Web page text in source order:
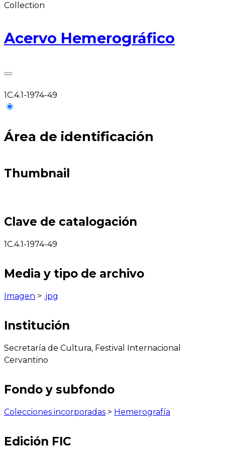
Collection
Acervo Hemerográfico
1C.4.1-1974-49
Área de identificación
Thumbnail
Clave de catalogación
1C.4.1-1974-49
Media y tipo de archivo
Imagen > .jpg
Institución
Secretaría de Cultura, Festival Internacional
Cervantino
Fondo y subfondo
Colecciones incorporadas > Hemerografía
Edición FIC